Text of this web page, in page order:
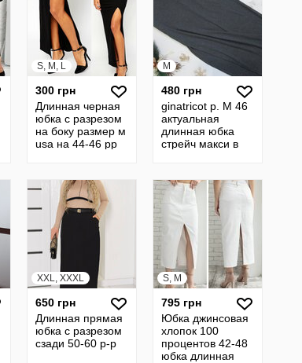
S, M, L
300 грн
Длинная черная
юбка с разрезом
на боку размер м
usa на 44-46 рр
M
480 грн
ginatricot р. М 46
актуальная
длинная юбка
стрейч макси в
спідниця
XXL, XXXL
650 грн
Длинная прямая
юбка с разрезом
сзади 50-60 р-р
S, M
795 грн
Юбка джинсовая
хлопок 100
процентов 42-48
юбка длинная